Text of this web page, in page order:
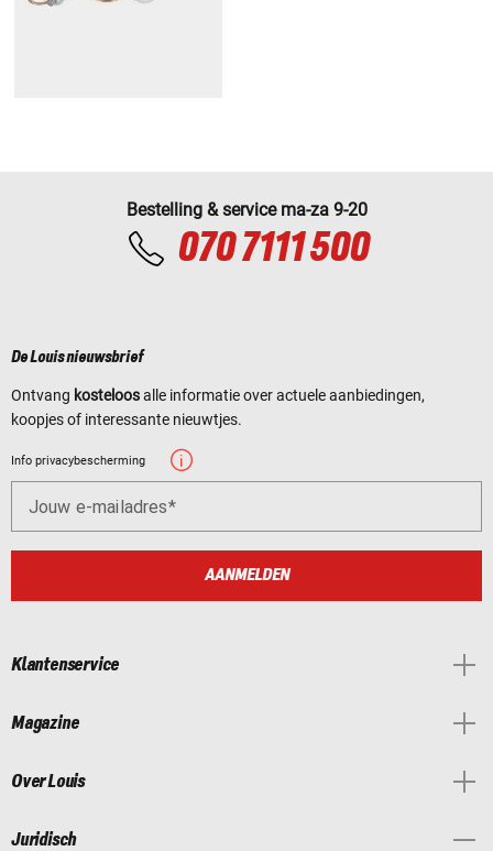
Bestelling & service ma-za 9-20
070 7111 500
De Louis nieuwsbrief
Ontvang kosteloosalle informatie over actuele aanbiedingen,
koopjes of interessante nieuwtjes.
Info privacybescherming
Jouw e-mailadres
AANMELDEN
Klantenservice
Magazine
Over Louis
Juridisch